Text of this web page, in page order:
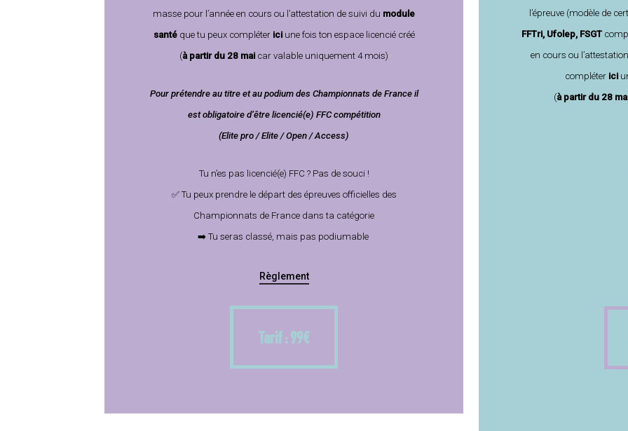
masse pour l’année en cours ou l’attestation de suivi du module
santéque tu peux compléter ici une fois ton espace licencié créé
(à partir du 28 mai car valable uniquement 4 mois)
Pour prétendre au titre et au podium des Championnats de France il
est obligatoire d’être licencié(e) FFC compétition
(Elite pro / Elite / Open / Access)
Tu n’es pas licencié(e) FFC ? Pas de souci !
✅ Tu peux prendre le départ des épreuves officielles des
Championnats de France dans ta catégorie
➡️ Tu seras classé, mais pas podiumable
Règlement
Tarif : 99€
Tarif : 99€
l’épreuve (modèle de
FFTri, Ufolep, FSGT
en cours ou
compléter ici u
(à partir du 28
Tarif :